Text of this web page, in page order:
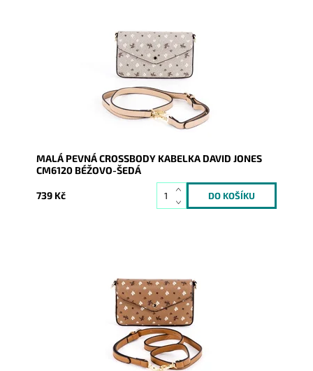
výrazným originálním vzorováním v krásné béžovo-
Skladem
9366
David Jones Paris
2 roky
MALÁ PEVNÁ CROSSBODY KABELKA DAVID JONES
CM6120 BÉŽOVO-ŠEDÁ
739 Kč
výrazným originálním vzorováním v krásné
světlehnědé barvě.
Skladem
9369
David Jones Paris
2 roky